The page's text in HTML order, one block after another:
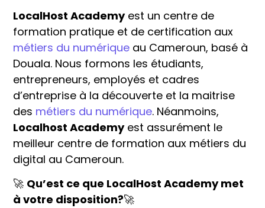
LocalHost Academyest un centre de
formation pratique et de certification aux
métiers du numérique au Cameroun, basé à
Douala. Nous formons les étudiants,
entrepreneurs, employés et cadres
d’entreprise à la découverte et la maitrise
des métiers du numérique. Néanmoins,
Localhost Academyest assurément le
meilleur centre de formation aux métiers du
digital au Cameroun.
🚀 Qu’est ce que LocalHost Academy met
à votre disposition?🚀